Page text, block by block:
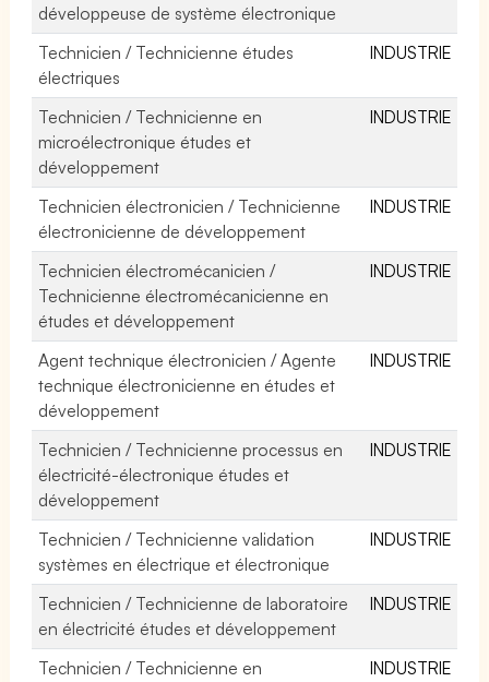
développeuse de système électronique
Technicien / Technicienne études
électriques
INDUSTRIE
Technicien / Technicienne en
microélectronique études et
développement
INDUSTRIE
Technicien électronicien / Technicienne
électronicienne de développement
INDUSTRIE
Technicien électromécanicien /
Technicienne électromécanicienne en
études et développement
INDUSTRIE
Agent technique électronicien / Agente
technique électronicienne en études et
développement
INDUSTRIE
Technicien / Technicienne processus en
électricité-électronique études et
développement
INDUSTRIE
Technicien / Technicienne validation
systèmes en électrique et électronique
INDUSTRIE
Technicien / Technicienne de laboratoire
en électricité études et développement
INDUSTRIE
Technicien / Technicienne en
INDUSTRIE